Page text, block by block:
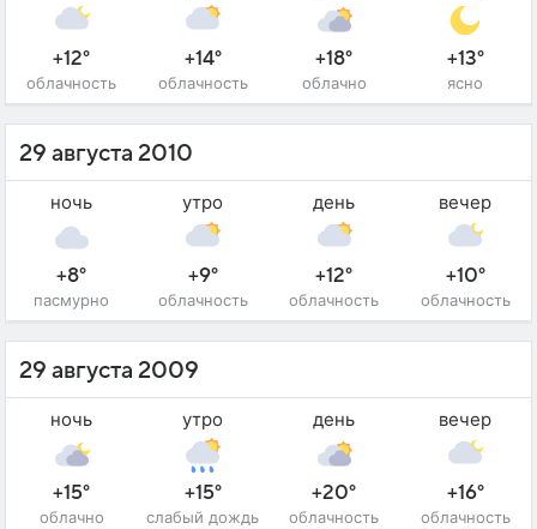
+12°
облачность
+14°
облачность
+18°
облачно
+13°
ясно
29 августа 2010
ночь
+8°
пасмурно
утро
+9°
облачность
день
+12°
облачность
вечер
+10°
облачность
29 августа 2009
ночь
+15°
облачно
утро
+15°
слабый дождь
день
+20°
облачность
вечер
+16°
облачность